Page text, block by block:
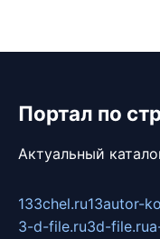
Портал по
Актуальный
133chel.ru13autor-
3-d-file.ru3d-file.ru